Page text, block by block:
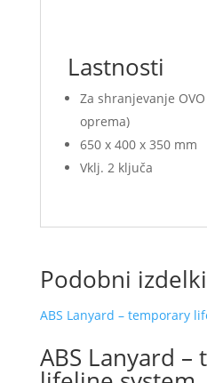
Lastnosti
Za shranjevanje
oprema)
650 x 400 x 350 mm
Vklj. 2 ključa
Podobni izdelki
ABS Lanyard – temporary
ABS Lanyard